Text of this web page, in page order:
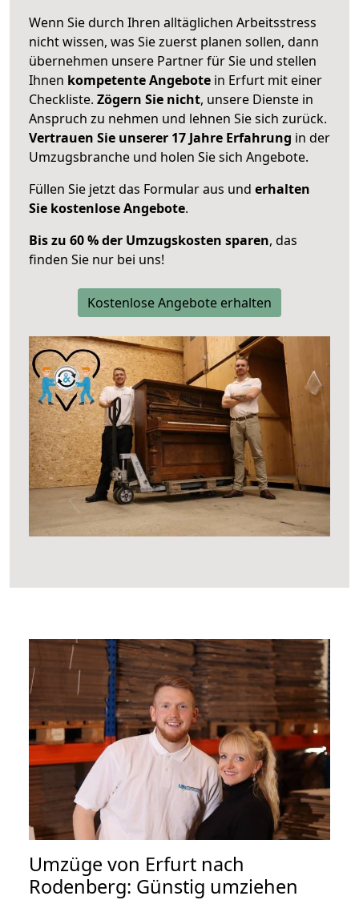
Wenn Sie durch Ihren alltäglichen Arbeitsstress
nicht wissen, was Sie zuerst planen sollen, dann
übernehmen unsere Partner für Sie und stellen
Ihnen kompetente Angebote in Erfurt mit einer
Checkliste. Zögern Sie nicht, unsere Dienste in
Anspruch zu nehmen und lehnen Sie sich zurück.
Vertrauen Sie unserer 17 Jahre Erfahrung in der
Umzugsbranche und holen Sie sich Angebote.
Füllen Sie jetzt das Formular aus und erhalten
Sie kostenlose Angebote.
Bis zu 60 % der Umzugskosten sparen, das
finden Sie nur bei uns!
Kostenlose Angebote erhalten
Umzüge von Erfurt nach
Rodenberg: Günstig umziehen